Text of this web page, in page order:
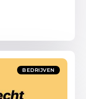
BEDRIJVEN